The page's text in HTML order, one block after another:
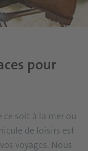
pour
ce soit à la mer ou
de loisirs est
voyages. Nous